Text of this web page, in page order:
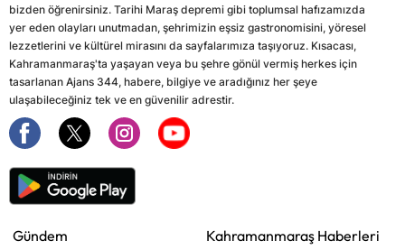
bizden öğrenirsiniz. Tarihi Maraş depremi gibi toplumsal hafızamızda
yer eden olayları unutmadan, şehrimizin eşsiz gastronomisini, yöresel
lezzetlerini ve kültürel mirasını da sayfalarımıza taşıyoruz. Kısacası,
Kahramanmaraş'ta yaşayan veya bu şehre gönül vermiş herkes için
tasarlanan Ajans 344, habere, bilgiye ve aradığınız her şeye
ulaşabileceğiniz tek ve en güvenilir adrestir.
Gündem
Kahramanmaraş Haberleri